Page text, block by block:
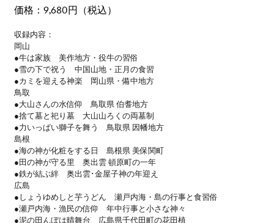
価格：9,680円（税込）
収録内容：
岡山
●牛は家族 美作地方・役牛の習俗
●雪の下で祝う 中国山地・正月の食習
●カミを迎える神楽 岡山県・備中地方
鳥取
●大山さんの水信仰 鳥取県 伯耆地方
●捨て墓と祀り墓 大山山ろくの両墓制
●力いっぱい獅子を舞う 鳥取県 因幡地方
島根
●海の神が化粧をする日 島根県 美保関町
●田の神が守る里 奥出雲 頓原町の一年
●鉄が結ぶ絆 奥出雲･金屋子神の年迎え
広島
●しょうゆめしと芋うどん 瀬戸内海・島の行事と食習俗
●瀬戸内海・漁民の信仰 年中行事と小さな神々
●泥の田んぼは晴舞台 広島県千代田町の花田植